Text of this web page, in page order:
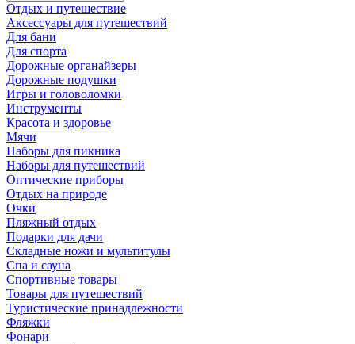
Отдых и путешествие
Аксессуары для путешествий
Для бани
Для спорта
Дорожные органайзеры
Дорожные подушки
Игры и головоломки
Инструменты
Красота и здоровье
Мячи
Наборы для пикника
Наборы для путешествий
Оптические приборы
Отдых на природе
Очки
Пляжный отдых
Подарки для дачи
Складные ножи и мультитулы
Спа и сауна
Спортивные товары
Товары для путешествий
Туристические принадлежности
Фляжки
Фонари